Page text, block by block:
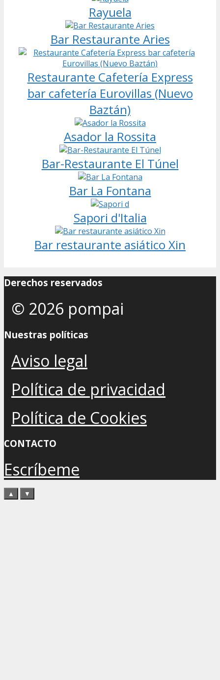
Rayuela
Bar Restaurante Aries
Restaurante Cafetería Express
bar cafetería Eurovillas (Nuevo
Baztán)
Asador la Rossita
Bar-Restaurante El Túnel
Bar La Fontana
Sapori d'Italia
Bar restaurante asiático Xin
Derechos reservados
© 2026 pompai
Nuestras políticas
Aviso legal
Política de privacidad
Política de Cookies
CONTACTO
Escríbeme
▲ ▼